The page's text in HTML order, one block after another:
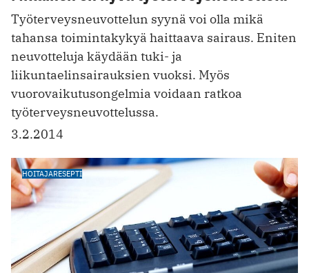
Työterveysneuvottelun syynä voi olla mikä
tahansa toimintakykyä haittaava sairaus. Eniten
neuvotteluja käydään tuki- ja
liikuntaelinsairauksien vuoksi. Myös
vuorovaikutusongelmia voidaan ratkoa
työterveysneuvottelussa.
3.2.2014
HOITAJARESEPTI